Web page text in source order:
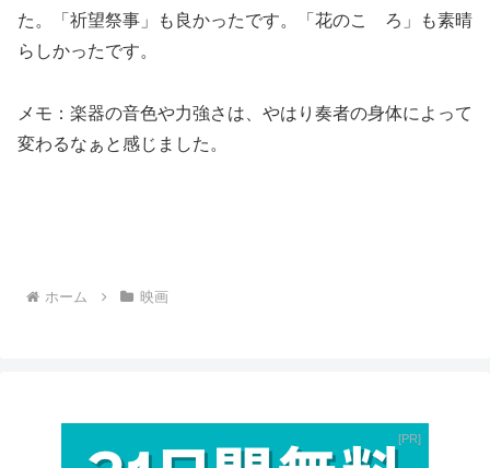
た。「祈望祭事」も良かったです。「花のこゝろ」も素晴
らしかったです。
メモ：楽器の音色や力強さは、やはり奏者の身体によって
変わるなぁと感じました。
ホーム 映画
PR